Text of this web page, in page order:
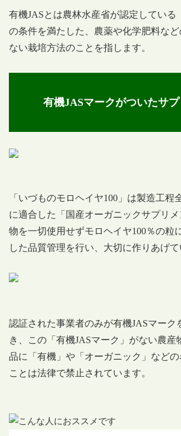
有機JASとは農林水産省が認定している
の条件を満たした、農薬や化学肥料な
ない栽培方法のことを指します。
有機JASマークがついたサプ
「いづものモロヘイヤ100」は製造工程
に適合した「国産オーガニックサプリ
物を一切使用せずモロヘイヤ100％の粒
した品質管理を行い、大切に作りあげて
認証された事業者のみが有機JASマーク
き、この「有機JASマーク」がない農産
品に「有機」や「オーガニック」など
ことは法律で禁止されています。